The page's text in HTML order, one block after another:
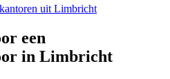
uit Limbricht
een
in Limbricht